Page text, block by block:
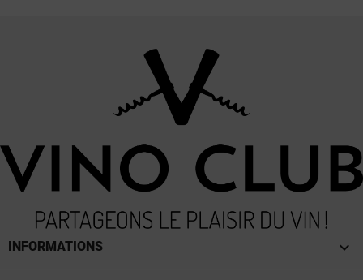
INFORMATIONS keyboard_arrow_down